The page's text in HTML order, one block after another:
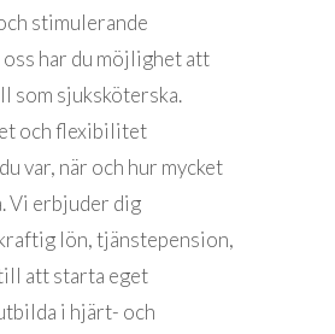
stimulerande
har du möjlighet att
som sjuksköterska.
och flexibilitet
var, när och hur mycket
Vi erbjuder dig
lön, tjänstepension,
att starta eget
i hjärt- och